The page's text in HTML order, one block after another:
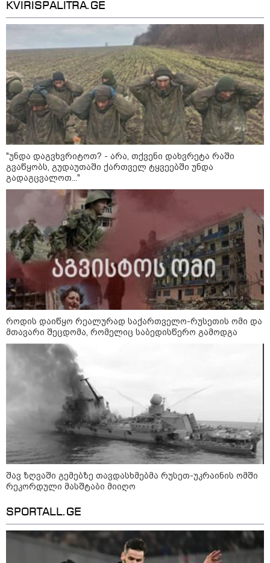
მორიგი თავდასხმა Wildberries-
ის საწყობზე - დრონებით
თავდასხმის შემდეგ, ტულას
ოლქში მდებარე საწყობში
ხანძარია
09:12 / 05-08-2026
14 გარდაცვლილი, 22
დაშავებული, მასშტაბური
ხანძარი - რუსეთმა კიევზე
იერიში ბალისტიკური
მორიგი თავდასხმა რუსეთში,
ქარხანაზე - რა დეტალებია
კატეგორიის ყველა სიახლე
KVIRISPALITRA.GE
"უნდა დაგვხვრიტოთ? - არა, თქვენი დახვრეტა რაში
გვაწყობს, გუდაუთაში ქართველ ტყვეებში უნდა
გადაგცვალოთ..."
როდის დაიწყო რეალურად საქართველო-რუსეთის ომი და
მთავარი შეცდომა, რომელიც საბედისწერო გამოდგა
შავ ზღვაში გემებზე თავდასხმებმა რუსეთ-უკრაინის ომში
რეკორდული მასშტაბი მიიღო
SPORTALL.GE